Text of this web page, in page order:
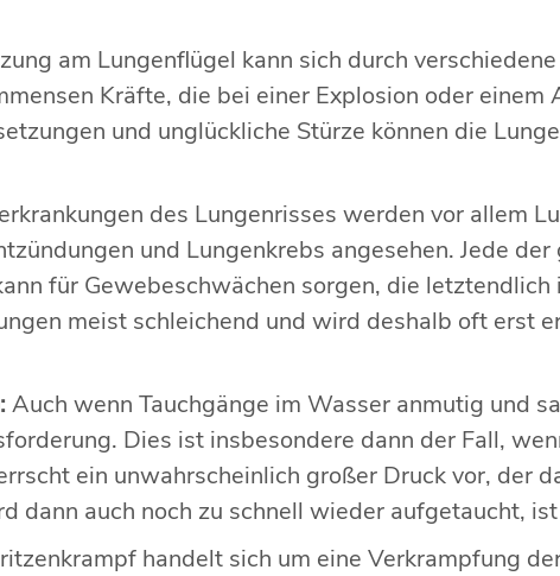
am Lungenflügel kann sich durch
Kräfte, die bei einer Explosion oder
und unglückliche Stürze können die
des Lungenrisses werden vor allem
und Lungenkrebs angesehen. Jede
für Gewebeschwächen sorgen, die
meist schleichend und wird deshalb oft erst
Auch wenn Tauchgänge im Wasser anmutig und
Dies ist insbesondere dann der Fall,
ein unwahrscheinlich großer Druck vor, der
dann auch noch zu schnell wieder aufgetaucht,
handelt sich um eine Verkrampfung